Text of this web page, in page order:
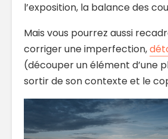
l’exposition, la balance des
Mais vous pourrez aussi
corriger une imperfection,
(découper un élément d’une
sortir de son contexte et le